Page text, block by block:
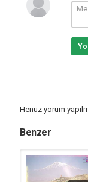
Henüz yorum
Benzer